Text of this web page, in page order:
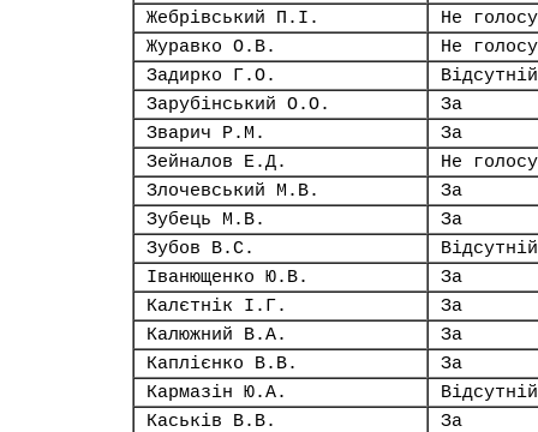
Жебрівський П.І.
Не
Журавко О.В.
Не
Задирко Г.О.
Відсутній
Зарубінський О.О.
За
Зварич Р.М.
За
Зейналов Е.Д.
Не
Злочевський М.В.
За
Зубець М.В.
За
Зубов В.С.
Відсутній
Іванющенко Ю.В.
За
Калєтнік І.Г.
За
Калюжний В.А.
За
Каплієнко В.В.
За
Кармазін Ю.А.
Відсутній
Каськів В.В.
За